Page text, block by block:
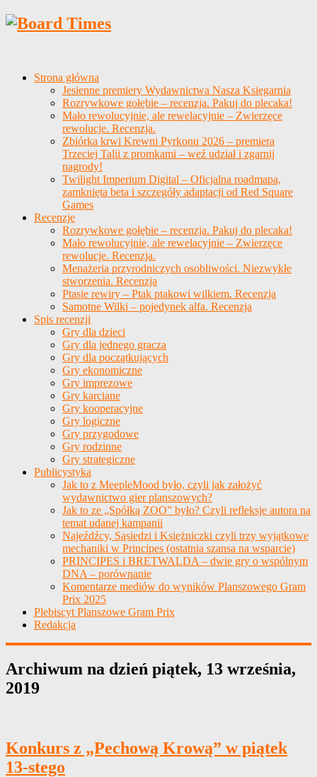
Strona główna
Jesienne premiery Wydawnictwa Nasza Księgarnia
Rozrywkowe gołębie – recenzja. Pakuj do plecaka!
Mało rewolucyjnie, ale rewelacyjnie – Zwierzęce
rewolucje. Recenzja.
Zbiórka krwi Krewni Pyrkonu 2026 – premiera
Trzeciej Talii z promkami – weź udział i zgarnij
nagrody!
Twilight Imperium Digital – Oficjalna roadmapa,
zamknięta beta i szczegóły adaptacji od Red Square
Games
Recenzje
Rozrywkowe gołębie – recenzja. Pakuj do plecaka!
Mało rewolucyjnie, ale rewelacyjnie – Zwierzęce
rewolucje. Recenzja.
Menażeria przyrodniczych osobliwości. Niezwykłe
stworzenia. Recenzja
Ptasie rewiry – Ptak ptakowi wilkiem. Recenzja
Samotne Wilki – pojedynek alfa. Recenzja
Spis recenzji
Gry dla dzieci
Gry dla jednego gracza
Gry dla początkujących
Gry ekonomiczne
Gry imprezowe
Gry karciane
Gry kooperacyjne
Gry logiczne
Gry przygodowe
Gry rodzinne
Gry strategiczne
Publicystyka
Jak to z MeepleMood było, czyli jak założyć
wydawnictwo gier planszowych?
Jak to ze „Spółką ZOO” było? Czyli refleksje autora na
temat udanej kampanii
Najeźdźcy, Sąsiedzi i Księżniczki czyli trzy wyjątkowe
mechaniki w Principes (ostatnia szansa na wsparcie)
PRINCIPES i BRETWALDA – dwie gry o wspólnym
DNA – porównanie
Komentarze mediów do wyników Planszowego Gram
Prix 2025
Plebiscyt Planszowe Gram Prix
Redakcja
Archiwum na dzień piątek, 13 września,
2019
Konkurs z „Pechową Krową” w piątek
13-stego